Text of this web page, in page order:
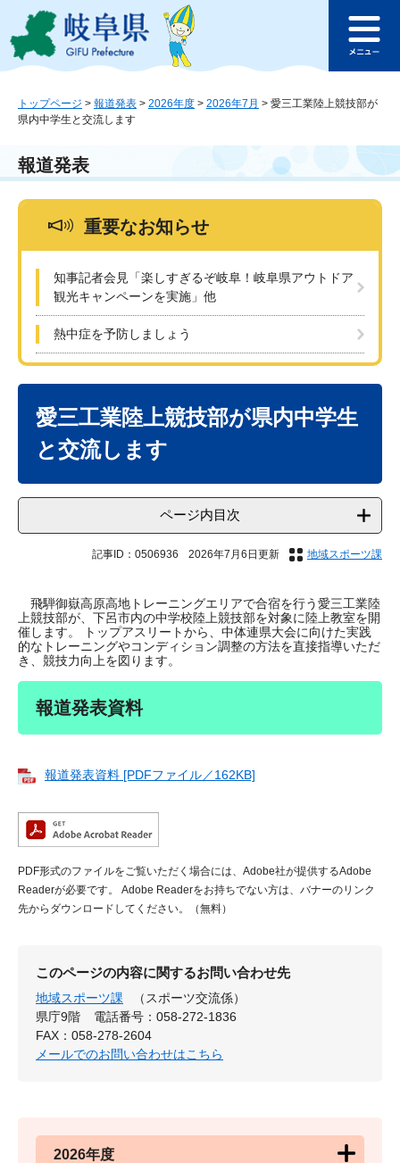
ジ
ュ
本
このページの本文へ
ュ
トップページ > 報道発表 > 2026年度 > 2026年7月 > 愛三工業陸上競技部が
県内中学生と交流します
報道発表
重要なお知らせ
知事記者会見「楽しすぎるぞ岐阜！岐阜県アウトドア
観光キャンペーンを実施」他
熱中症を予防しましょう
愛三工業陸上競技部が県内中学生
と交流します
ページ内目次
記事ID：0506936 2026年7月6日更新 地域スポーツ課
飛騨御嶽高原高地トレーニングエリアで合宿を行う愛三工業陸
上競技部が、下呂市内の中学校陸上競技部を対象に陸上教室を開
催します。 トップアスリートから、中体連県大会に向けた実践
的なトレーニングやコンディション調整の方法を直接指導いただ
き、競技力向上を図ります。
報道発表資料
報道発表資料 [PDFファイル／162KB]
PDF形式のファイルをご覧いただく場合には、Adobe社が提供するAdobe
Readerが必要です。
Adobe Readerをお持ちでない方は、バナーのリンク
先からダウンロードしてください。（無料）
このページの内容に関するお問い合わせ先
地域スポーツ課
（スポーツ交流係）
県庁9階
電話番号：058-272-1836
FAX：058-278-2604
メールでのお問い合わせはこちら
2026年度